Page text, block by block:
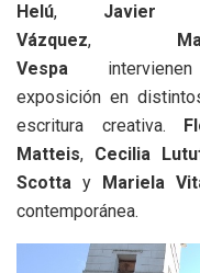
Helú, Javier
Vázquez,
Vespa
exposición en
escritura creativa.
Matteis, Cecilia
Scotta y Mariela
contemporánea.